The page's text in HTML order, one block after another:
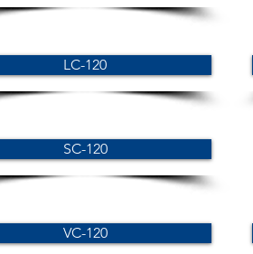
LC-120
SC-120
VC-120